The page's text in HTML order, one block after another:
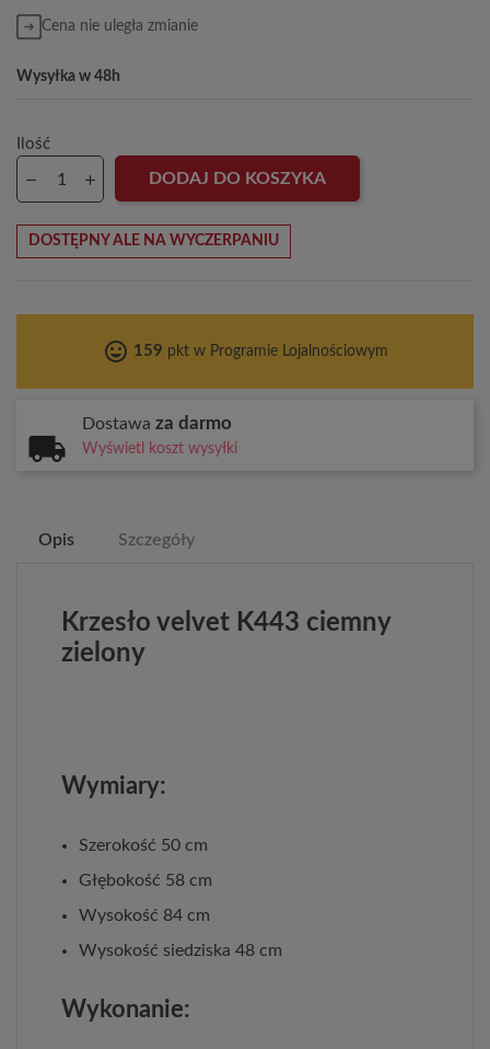
Cena nie uległa zmianie
Wysyłka w 48h
Ilość
DODAJ DO KOSZYKA
DOSTĘPNY ALE NA WYCZERPANIU
tag_faces 159 pkt w Programie Lojalnościowym
Dostawa za darmo
Wyświetl koszt wysyłki
Opis Szczegóły
Krzesło velvet K443 ciemny
zielony
Wymiary:
Szerokość 50 cm
Głębokość 58 cm
Wysokość 84 cm
Wysokość siedziska 48 cm
Wykonanie: